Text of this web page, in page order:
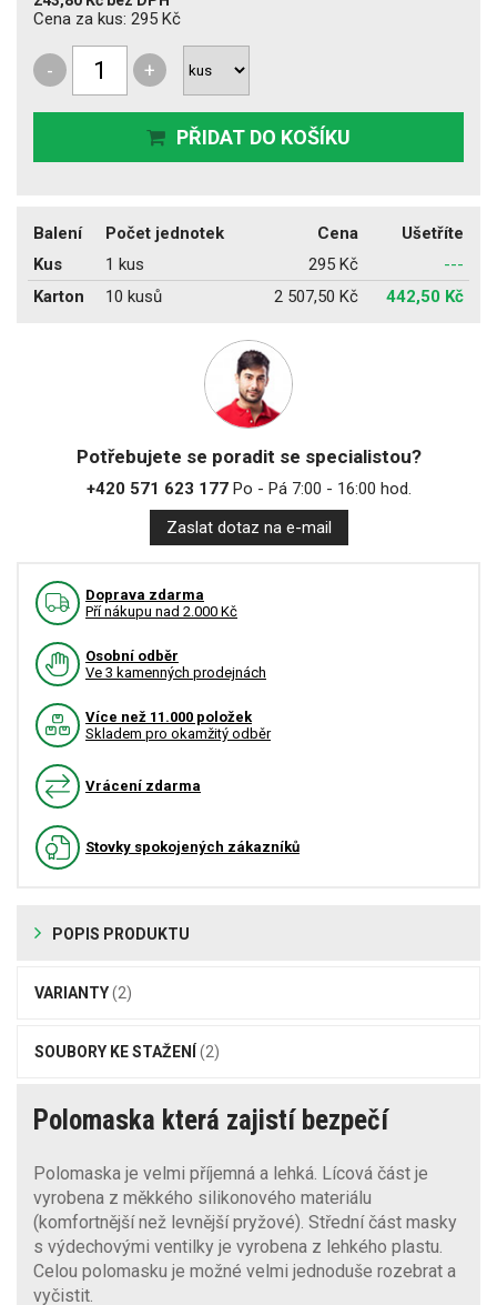
Cena za kus: 295 Kč
- +
PŘIDAT DO KOŠÍKU
Balení Počet jednotek Cena
Ušetříte
Kus
1 kus 295 Kč
---
Karton
10 kusů 2 507,50 Kč 442,50 Kč
Potřebujete se poradit se specialistou?
+420 571 623 177Po - Pá 7:00 - 16:00 hod.
Zaslat dotaz na e-mail
Doprava zdarma
Pří nákupu nad 2.000 Kč
Osobní odběr
Ve 3 kamenných prodejnách
Více než 11.000 položek
Skladem pro okamžitý odběr
Vrácení zdarma
Stovky spokojených zákazníků
POPIS PRODUKTU
VARIANTY(2)
SOUBORY KE STAŽENÍ (2)
Polomaska která zajistí bezpečí
Polomaska je velmi příjemná a lehká. Lícová část je
vyrobena z měkkého silikonového materiálu
(komfortnější než levnější pryžové). Střední část masky
s výdechovými ventilky je vyrobena z lehkého plastu.
Celou polomasku je možné velmi jednoduše rozebrat a
vyčistit.